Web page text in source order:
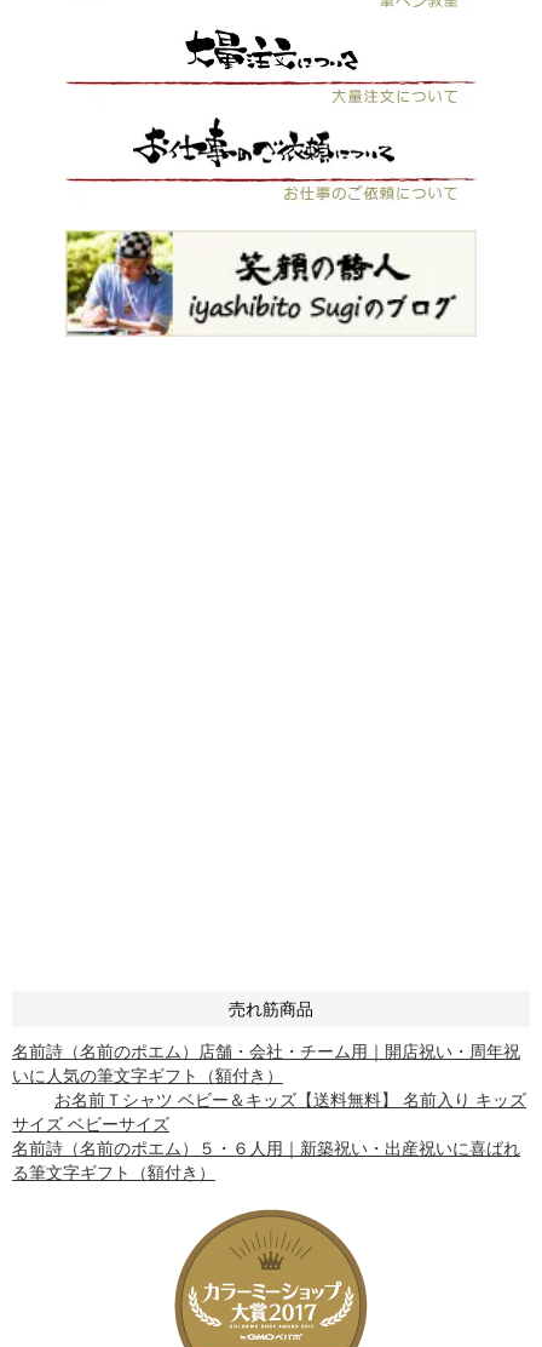
売れ筋商品
名前詩（名前のポエム）店舗・会社・チーム用｜開店祝い・周年祝
いに人気の筆文字ギフト（額付き）
お名前Ｔシャツ ベビー＆キッズ【送料無料】 名前入り キッズ
サイズ ベビーサイズ
名前詩（名前のポエム）５・６人用｜新築祝い・出産祝いに喜ばれ
る筆文字ギフト（額付き）